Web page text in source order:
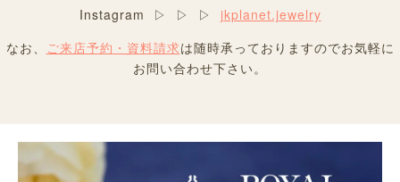
Instagram ▷ ▷ ▷ jkplanet.jewelry
なお、
ご来店予約・資料請求は随時承っておりますのでお気軽に
お問い合わせ下さい。